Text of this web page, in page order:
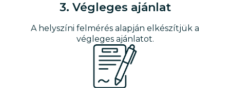
3. Végleges ajánlat
A helyszíni felmérés alapján elkészítjük a
végleges ajánlatot.